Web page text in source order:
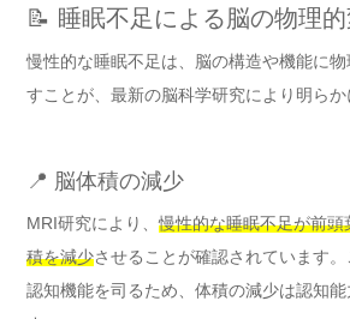
📝 睡眠不足による脳の物理
慢性的な睡眠不足は、脳の構造や機能に
すことが、最新の脳科学研究により明らか
📍 脳体積の減少
MRI研究により、慢性的な睡眠不足が前
積を減少させることが確認されています
認知機能を司るため、体積の減少は認知